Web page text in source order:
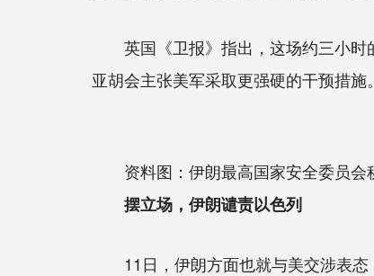
英国《卫报》指出，这场约三小时
亚胡会主张美军采取更强硬的干预措施。
资料图：伊朗最高国家安全委员会
摆立场，伊朗谴责以色列
11日，伊朗方面也就与美交涉表态